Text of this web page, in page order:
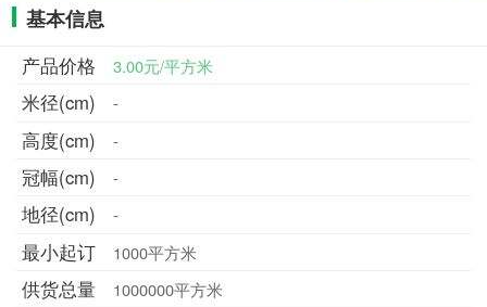
基本信息
产品价格 3.00元/平方米
米径(cm) -
高度(cm) -
冠幅(cm) -
地径(cm) -
最小起订 1000平方米
供货总量 1000000平方米